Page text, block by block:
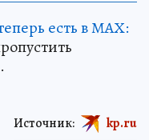
есть в МАХ:
Источник: kp.ru